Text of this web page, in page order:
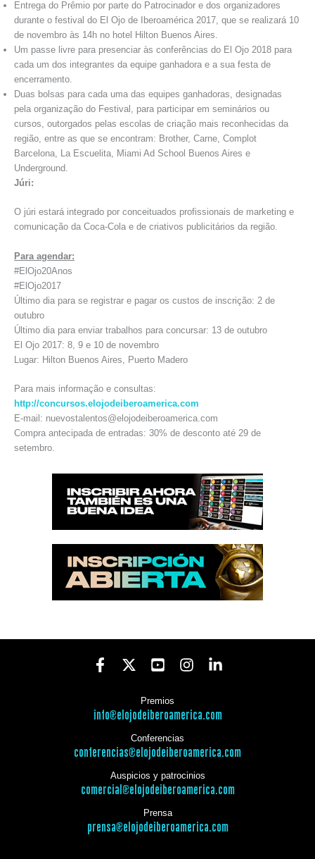
Entrega do Prêmio por parte do Patrocinador e dos organizadores
durante o festival do El Ojo de Iberoamérica 2017, que se realizará 10
de novembro às 14h no hotel Hilton Buenos Aires.
Um passe livre para presenciar às conferências do El Ojo 2018 para
cada um dos integrantes da equipe ganhadora e a sua festa de
encerramento.
Duas bolsas para cada uma das equipes ganhadoras, designadas
pela organização do Festival, para participar em seminários ou
cursos, outorgados pelas escolas de criação mais reconhecidas da
região, entre as que se encontram: Brother, Carne, Complot
Barcelona, La Escuelita, Miami Ad School Buenos Aires e
Underground.
Júri:
O júri estará integrado por conceituados profissionais de marketing e
comunicação da Coca-Cola e de criativos publicitários da região.
Para agendar:
#ElOjo20Anos
#ElOjo2017
Último dia para se registrar e pagar os custos de inscrição: 2 de
outubro
Último dia para enviar trabalhos para concursar: 13 de outubro
El Ojo 2017: 8, 9 e 10 de novembro
Lugar: Hilton Buenos Aires, Puerto Madero
Para mais informação e consultas:
http://concursos.elojodeiberoamerica.com
E-mail: nuevostalentos@elojodeiberoamerica.com
Compra antecipada de entradas: 30% de desconto até 29 de
setembro.
Premios
info@elojodeiberoamerica.com
Conferencias
conferencias@elojodeiberoamerica.com
Auspicios y patrocinios
comercial@elojodeiberoamerica.com
Prensa
prensa@elojodeiberoamerica.com